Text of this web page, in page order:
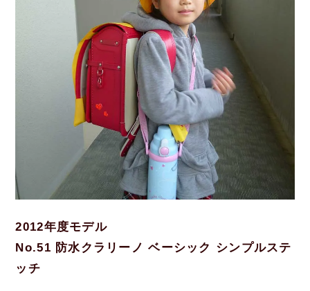
2012年度モデル
No.51 防水クラリーノ ベーシック シンプルステ
ッチ